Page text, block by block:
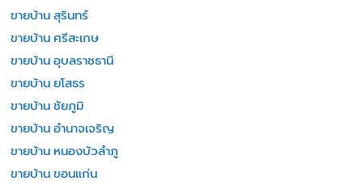
ขายบ้าน สุรินทร์
ขายบ้าน ศรีสะเกษ
ขายบ้าน อุบลราชธานี
ขายบ้าน ยโสธร
ขายบ้าน ชัยภูมิ
ขายบ้าน อำนาจเจริญ
ขายบ้าน หนองบัวลำภู
ขายบ้าน ขอนแก่น